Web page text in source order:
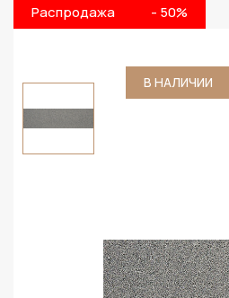
Распродажа - 50%
В НАЛИЧИИ